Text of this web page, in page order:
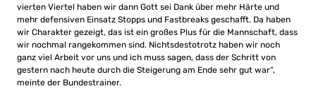
vierten Viertel haben wir dann Gott sei Dank über mehr Härte und
mehr defensiven Einsatz Stopps und Fastbreaks geschafft. Da haben
wir Charakter gezeigt, das ist ein großes Plus für die Mannschaft, dass
wir nochmal rangekommen sind. Nichtsdestotrotz haben wir noch
ganz viel Arbeit vor uns und ich muss sagen, dass der Schritt von
gestern nach heute durch die Steigerung am Ende sehr gut war“,
meinte der Bundestrainer.